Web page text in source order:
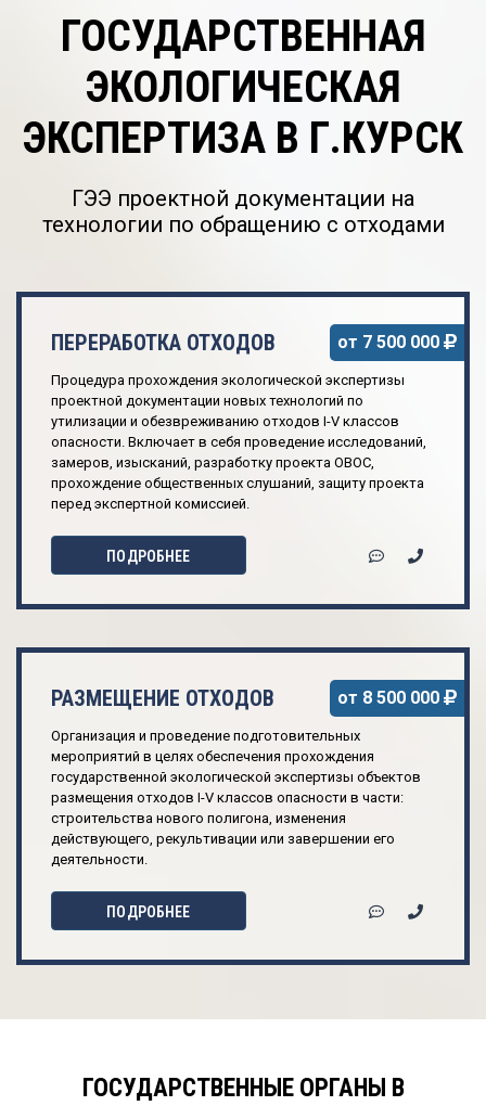
ГОСУДАРСТВЕННАЯ
ЭКОЛОГИЧЕСКАЯ
ЭКСПЕРТИЗА В Г.КУРСК
ГЭЭ проектной документации на
технологии по обращению с отходами
от 7 500 000
ПЕРЕРАБОТКА ОТХОДОВ
Процедура прохождения экологической экспертизы
проектной документации новых технологий по
утилизации и обезвреживанию отходов I-V классов
опасности. Включает в себя проведение исследований,
замеров, изысканий, разработку проекта ОВОС,
прохождение общественных слушаний, защиту проекта
перед экспертной комиссией.
ПОДРОБНЕЕ
от 8 500 000
РАЗМЕЩЕНИЕ ОТХОДОВ
Организация и проведение подготовительных
мероприятий в целях обеспечения прохождения
государственной экологической экспертизы объектов
размещения отходов I-V классов опасности в части:
строительства нового полигона, изменения
действующего, рекультивации или завершении его
деятельности.
ПОДРОБНЕЕ
ГОСУДАРСТВЕННЫЕ ОРГАНЫ В